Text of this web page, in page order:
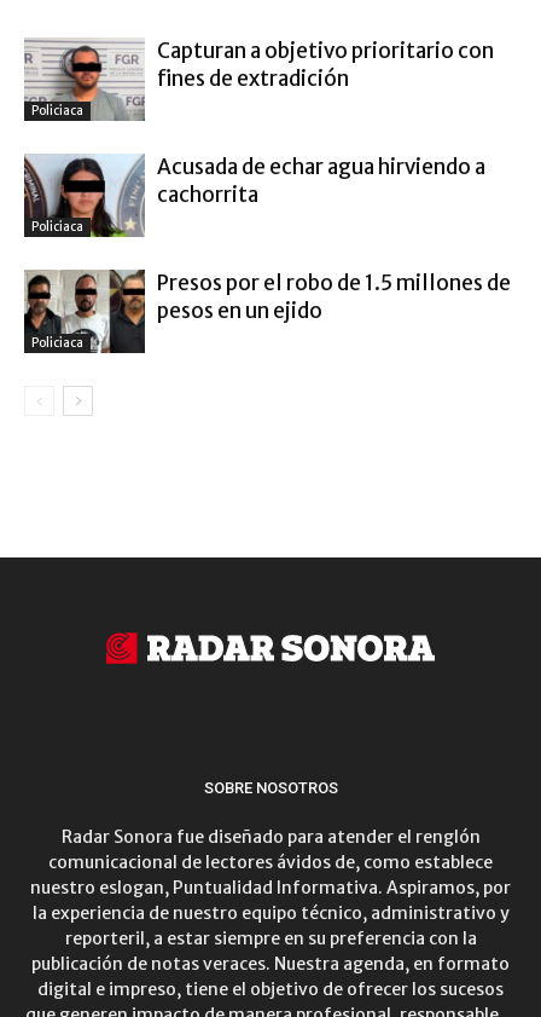
Policiaca
Capturan a objetivo prioritario con
fines de extradición
Policiaca
Acusada de echar agua hirviendo a
cachorrita
Policiaca
Presos por el robo de 1.5 millones de
pesos en un ejido
SOBRE NOSOTROS
Radar Sonora fue diseñado para atender el renglón
comunicacional de lectores ávidos de, como establece
nuestro eslogan, Puntualidad Informativa. Aspiramos, por
la experiencia de nuestro equipo técnico, administrativo y
reporteril, a estar siempre en su preferencia con la
publicación de notas veraces. Nuestra agenda, en formato
digital e impreso, tiene el objetivo de ofrecer los sucesos